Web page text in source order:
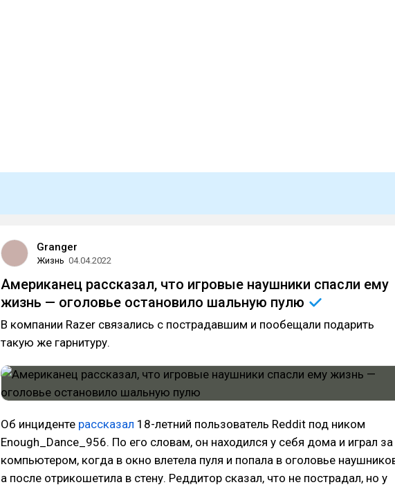
Granger
Жизнь 04.04.2022
Американец рассказал, что игровые наушники спасли ему
жизнь — оголовье остановило шальную пулю
В компании Razer связались с пострадавшим и пообещали подарить
такую же гарнитуру.
Об инциденте рассказал 18-летний пользователь Reddit под ником
Enough_Dance_956. По его словам, он находился у себя дома и играл за
компьютером, когда в окно влетела пуля и попала в оголовье
а после отрикошетила в стену. Реддитор сказал, что не пострадал, но у